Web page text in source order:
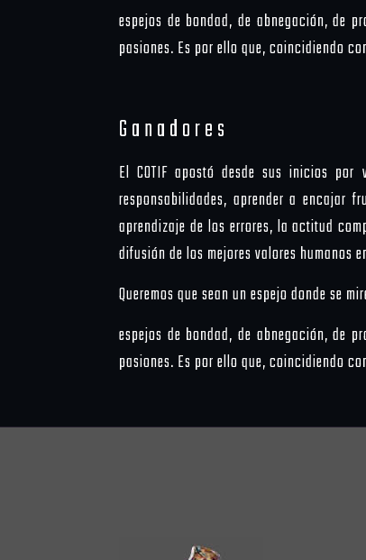
espejos de bondad, de abnegación, de
pasiones. Es por ello que, coincidiendo con
Ganadores
El COTIF apostó desde sus inicios
responsabilidades, aprender a encajar
aprendizaje de los errores, la actitud
difusión de los mejores valores humanos
Queremos que sean un espejo donde se
espejos de bondad, de abnegación, de
pasiones. Es por ello que, coincidiendo con